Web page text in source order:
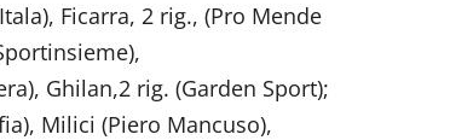
Ficarra, 2 rig., (Pro Mende
Ghilan,2 rig. (Garden Sport);
Milici (Piero Mancuso),